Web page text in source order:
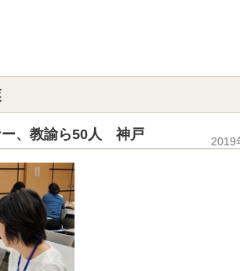
、教諭ら50人 神戸 2019